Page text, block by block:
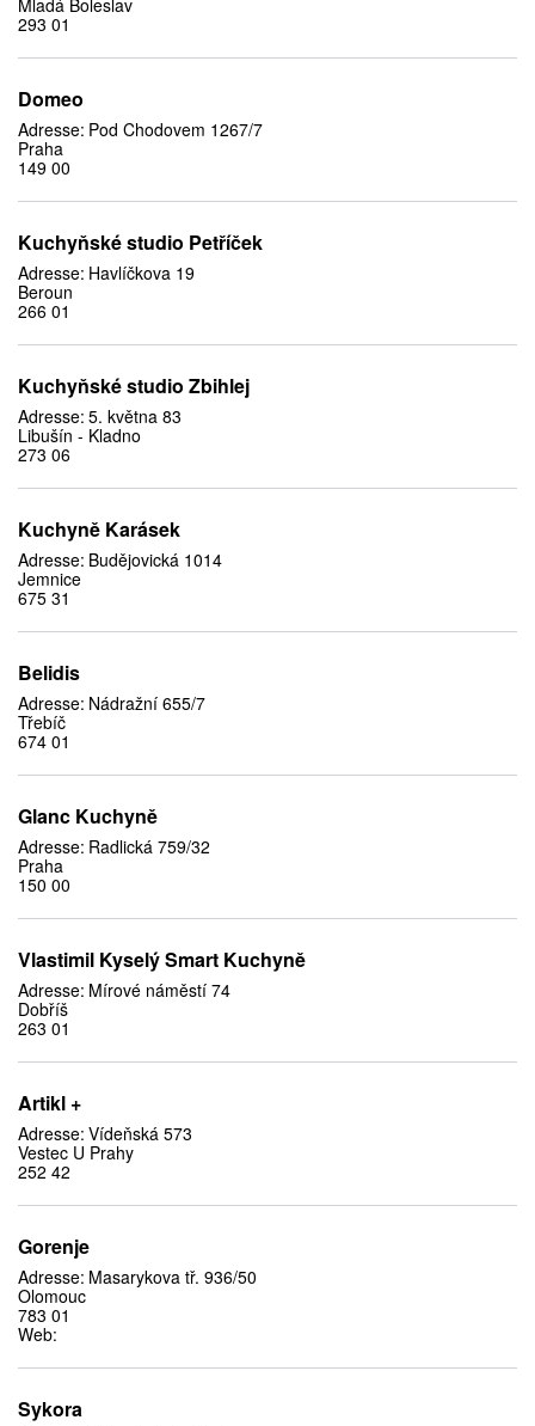
Mladá Boleslav
293 01
Domeo
Adresse: Pod Chodovem 1267/7
Praha
149 00
Kuchyňské studio Petříček
Adresse: Havlíčkova 19
Beroun
266 01
Kuchyňské studio Zbihlej
Adresse: 5. května 83
Libušín - Kladno
273 06
Kuchyně Karásek
Adresse: Budějovická 1014
Jemnice
675 31
Belidis
Adresse: Nádražní 655/7
Třebíč
674 01
Glanc Kuchyně
Adresse: Radlická 759/32
Praha
150 00
Vlastimil Kyselý Smart Kuchyně
Adresse: Mírové náměstí 74
Dobříš
263 01
Artikl +
Adresse: Vídeňská 573
Vestec U Prahy
252 42
Gorenje
Adresse: Masarykova tř. 936/50
Olomouc
783 01
Web:
Sykora